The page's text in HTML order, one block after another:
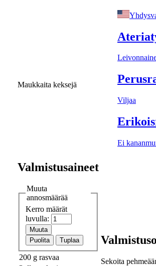
Viljaa
Ei
Maukkaita keksejä
Valmistusaineet
Muuta
annosmäärää
Kerro määrät
luvulla:
200 g rasvaa
Sekoita